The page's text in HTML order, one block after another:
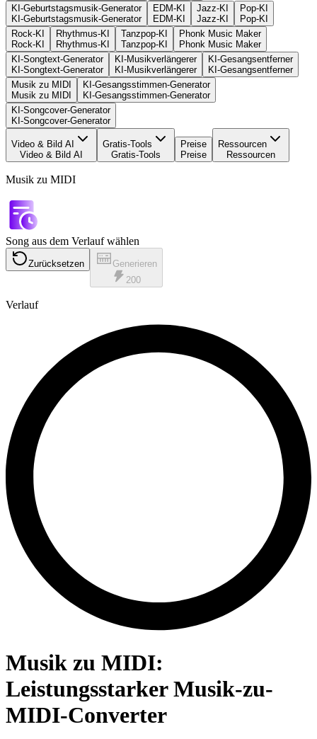
KI-Geburtstagsmusik-Generator
KI-Geburtstagsmusik-Generator
EDM-KI
EDM-KI
Jazz-KI
Jazz-KI
Pop-KI
Pop-KI
Rock-KI
Rock-KI
Rhythmus-KI
Rhythmus-KI
Tanzpop-KI
Tanzpop-KI
Phonk Music Maker
Phonk Music Maker
KI-Songtext-Generator
KI-Songtext-Generator
KI-Musikverlängerer
KI-Musikverlängerer
KI-Gesangsentferner
KI-Gesangsentferner
Musik zu MIDI
Musik zu MIDI
KI-Gesangsstimmen-Generator
KI-Gesangsstimmen-Generator
KI-Songcover-Generator
KI-Songcover-Generator
Video & Bild AI
Video & Bild AI
Gratis-Tools
Gratis-Tools
Preise
Preise
Ressourcen
Ressourcen
Musik zu MIDI
Song aus dem Verlauf wählen
Zurücksetzen
Generieren
200
Verlauf
Musik zu MIDI:
Leistungsstarker Musik-zu-
MIDI-Converter